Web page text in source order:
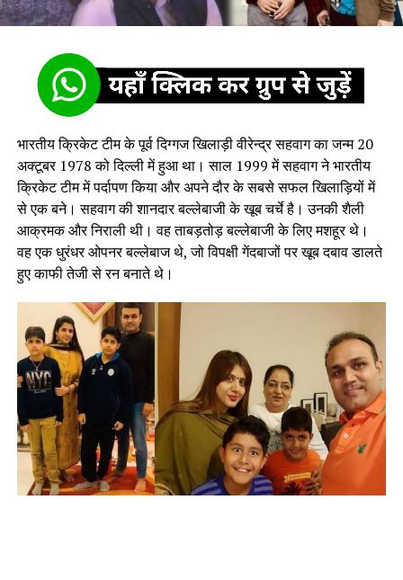
भारतीय क्रिकेट टीम के पूर्व दिग्गज खिलाड़ी वीरेन्द्र सहवाग का जन्म 20
अक्टूबर 1978 को दिल्ली में हुआ था। साल 1999 में सहवाग ने भारतीय
क्रिकेट टीम में पर्दापण किया और अपने दौर के सबसे सफल खिलाड़ियों में
से एक बने। सहवाग की शानदार बल्लेबाजी के खूब चर्चे है। उनकी शैली
आक्रमक और निराली थी। वह ताबड़तोड़ बल्लेबाजी के लिए मशहूर थे।
वह एक धुरंधर ओपनर बल्लेबाज थे, जो विपक्षी गेंदबाजों पर खूब दबाव डालते
हुए काफी तेजी से रन बनाते थे।